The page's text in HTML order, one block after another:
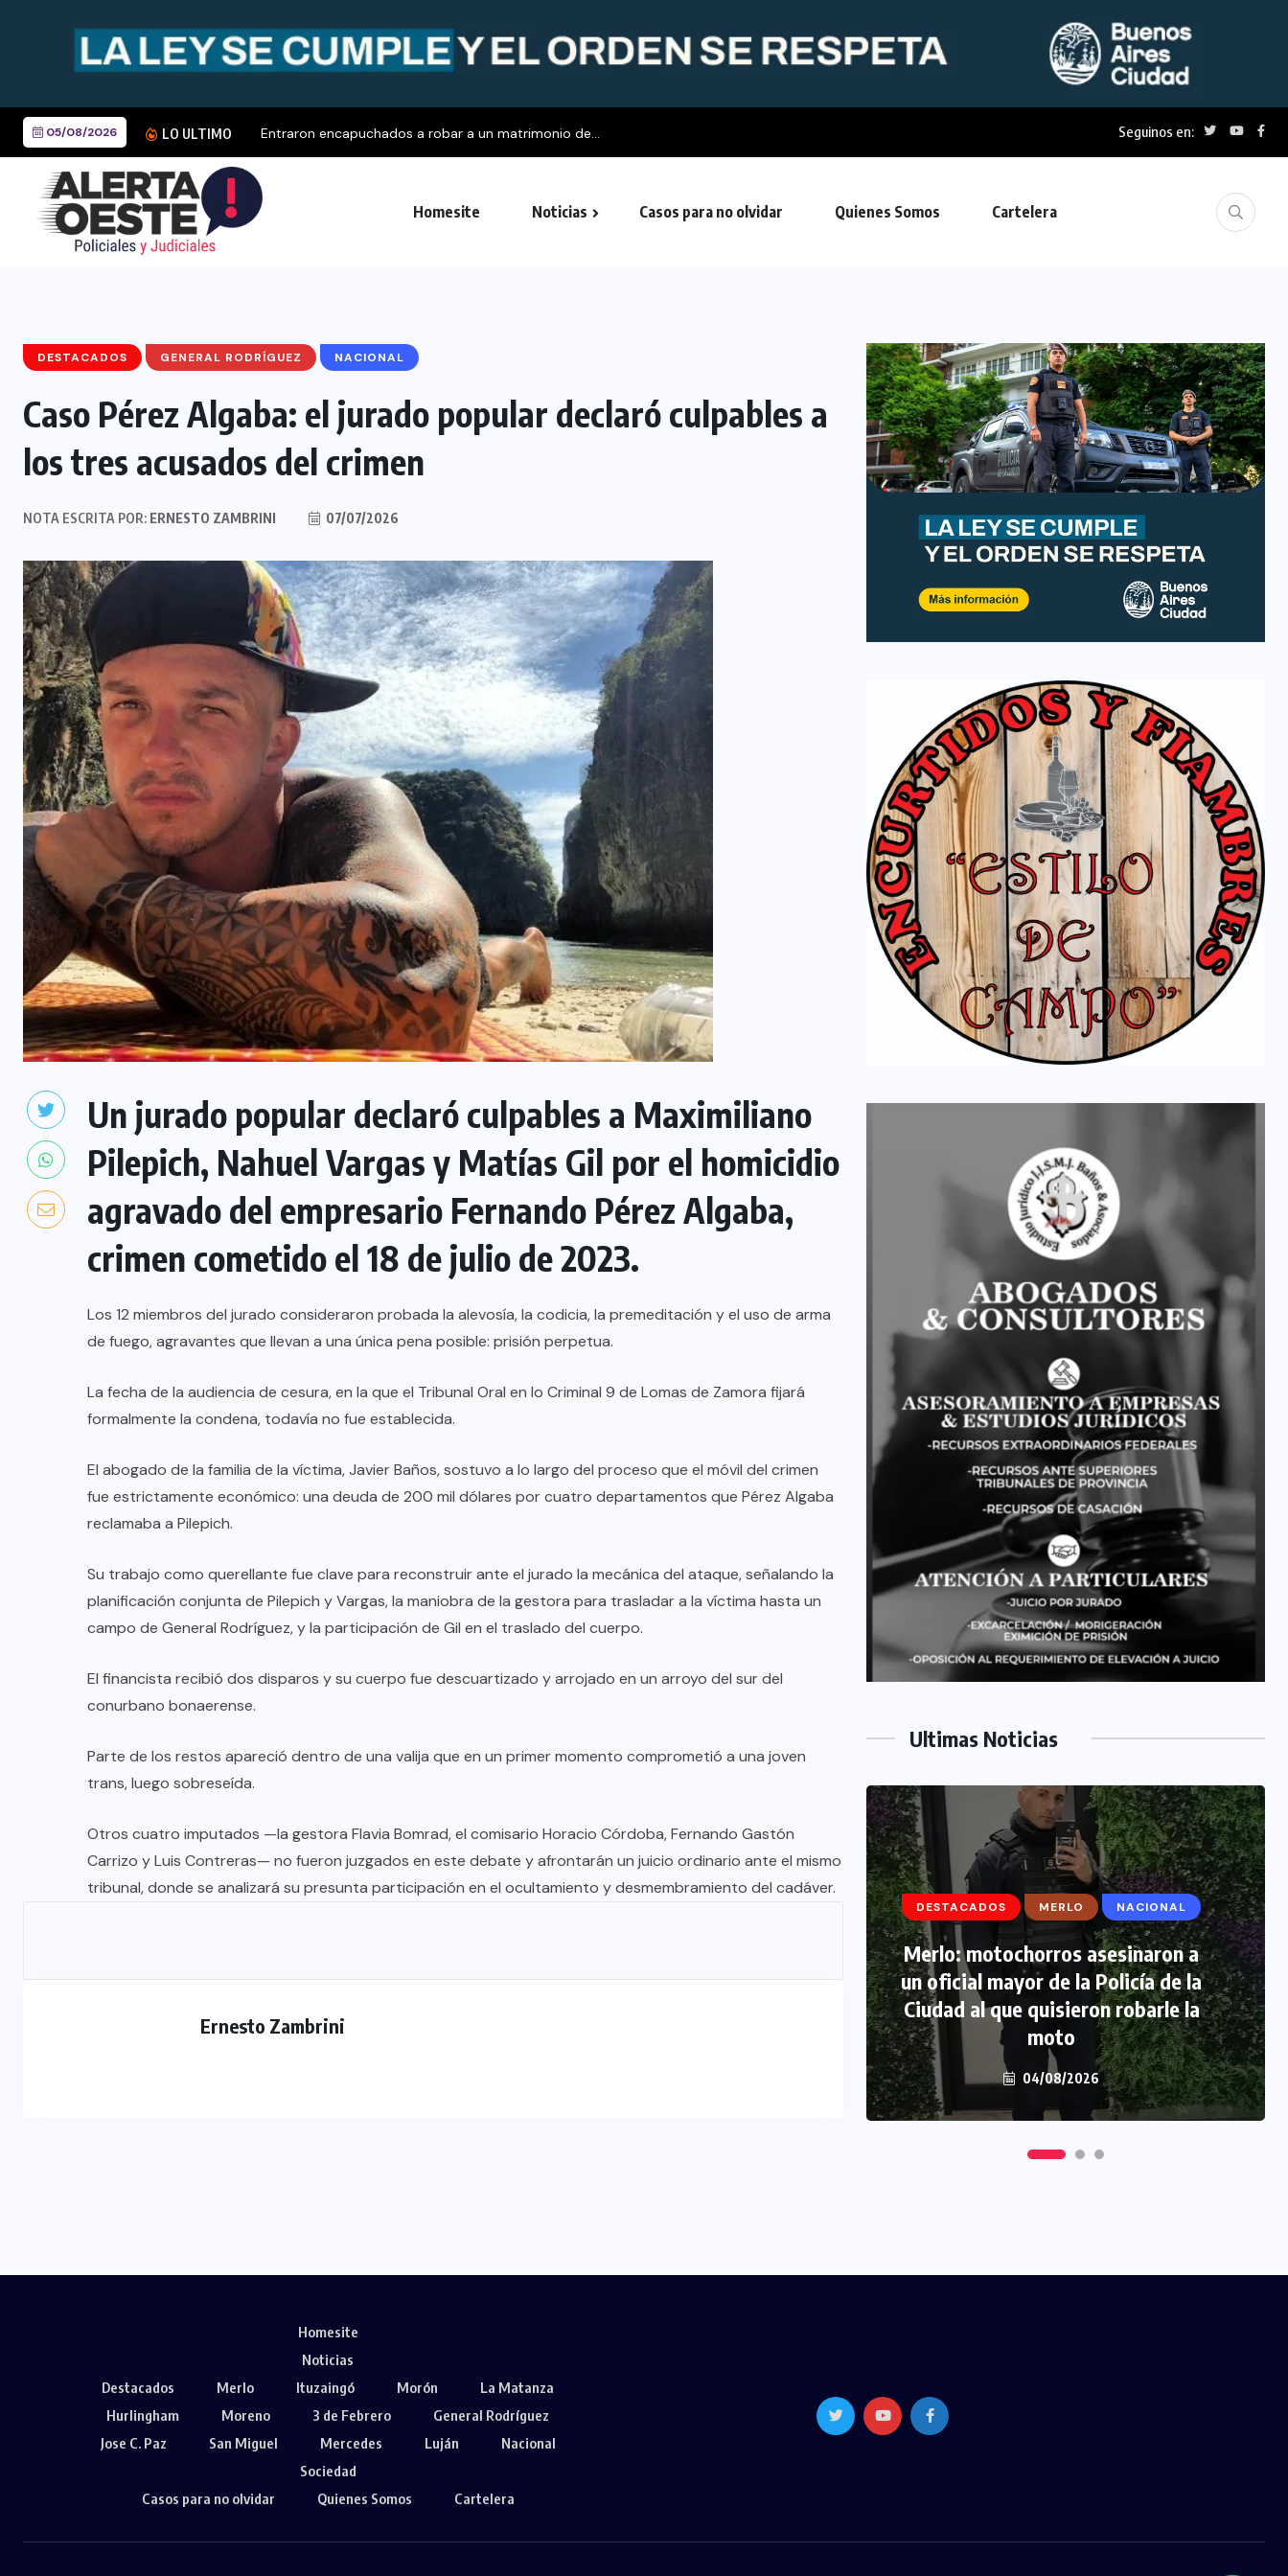
05/08/2026 LO ULTIMO Entraron encapuchados a robar a un matrimonio de... Seguinos en:
Homesite Noticias Casos para no olvidar Quienes Somos Cartelera
DESTACADOS GENERAL RODRÍGUEZ NACIONAL
Caso Pérez Algaba: el jurado popular declaró culpables a
los tres acusados del crimen
NOTA ESCRITA POR: ERNESTO ZAMBRINI 07/07/2026
Un jurado popular declaró culpables a Maximiliano
Pilepich, Nahuel Vargas y Matías Gil por el homicidio
agravado del empresario Fernando Pérez Algaba,
crimen cometido el 18 de julio de 2023.
Los 12 miembros del jurado consideraron probada la alevosía, la codicia, la premeditación y el uso de arma
de fuego, agravantes que llevan a una única pena posible: prisión perpetua.
La fecha de la audiencia de cesura, en la que el Tribunal Oral en lo Criminal 9 de Lomas de Zamora fijará
formalmente la condena, todavía no fue establecida.
El abogado de la familia de la víctima, Javier Baños, sostuvo a lo largo del proceso que el móvil del crimen
fue estrictamente económico: una deuda de 200 mil dólares por cuatro departamentos que Pérez Algaba
reclamaba a Pilepich.
Su trabajo como querellante fue clave para reconstruir ante el jurado la mecánica del ataque, señalando la
planificación conjunta de Pilepich y Vargas, la maniobra de la gestora para trasladar a la víctima hasta un
campo de General Rodríguez, y la participación de Gil en el traslado del cuerpo.
El financista recibió dos disparos y su cuerpo fue descuartizado y arrojado en un arroyo del sur del
conurbano bonaerense.
Parte de los restos apareció dentro de una valija que en un primer momento comprometió a una joven
trans, luego sobreseída.
Otros cuatro imputados —la gestora Flavia Bomrad, el comisario Horacio Córdoba, Fernando Gastón
Carrizo y Luis Contreras— no fueron juzgados en este debate y afrontarán un juicio ordinario ante el mismo
tribunal, donde se analizará su presunta participación en el ocultamiento y desmembramiento del cadáver.
Ernesto Zambrini
Ultimas Noticias
DESTACADOS MERLO NACIONAL
señalado como sicario del
Carapachay
DESTACADOS MERLO NACIONAL
Merlo: motochorros asesinaron a
un oficial mayor de la Policía de la
Ciudad al que quisieron robarle la
moto
04/08/2026
DESTACADOS MERLO MORÓN
Morón: se negó a declarar la
funcionaria narco y seguirá
detenida camino a prisión
preventiva
04/08/2026
Homesite
Noticias
Destacados
Merlo Ituzaingó Morón
La Matanza
Hurlingham
Moreno 3 de Febrero
General Rodríguez
Jose C. Paz
San Miguel Mercedes Luján
Nacional
Sociedad
Casos para no olvidar
Quienes Somos Cartelera